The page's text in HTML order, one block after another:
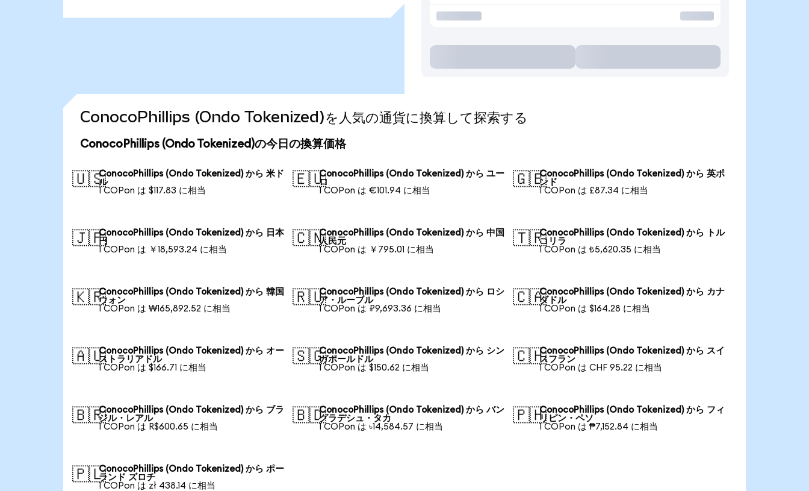
ConocoPhillips (Ondo Tokenized)を人気の通貨に換算して探索する
ConocoPhillips (Ondo Tokenized)の今日の換算価格
🇺🇸ConocoPhillips (Ondo Tokenized) から 米ド
ル
1 COPon は $117.83 に相当
🇪🇺ConocoPhillips (Ondo Tokenized) から ユー
ロ
1 COPon は €101.94 に相当
🇬🇧ConocoPhillips (Ondo Tokenized) から 英ポ
ンド
1 COPon は £87.34 に相当
🇯🇵ConocoPhillips (Ondo Tokenized) から 日本
円
1 COPon は ￥18,593.24 に相当
🇨🇳ConocoPhillips (Ondo Tokenized) から 中国
人民元
1 COPon は ￥795.01 に相当
🇹🇷ConocoPhillips (Ondo Tokenized) から トル
コリラ
1 COPon は ₺5,620.35 に相当
🇰🇷ConocoPhillips (Ondo Tokenized) から 韓国
ウォン
1 COPon は ₩165,892.52 に相当
🇷🇺ConocoPhillips (Ondo Tokenized) から ロシ
ア・ルーブル
1 COPon は ₽9,693.36 に相当
🇨🇦ConocoPhillips (Ondo Tokenized) から カナ
ダドル
1 COPon は $164.28 に相当
🇦🇺ConocoPhillips (Ondo Tokenized) から オー
ストラリアドル
1 COPon は $166.71 に相当
🇸🇬ConocoPhillips (Ondo Tokenized) から シン
ガポールドル
1 COPon は $150.62 に相当
🇨🇭ConocoPhillips (Ondo Tokenized) から スイ
スフラン
1 COPon は CHF 95.22 に相当
🇧🇷ConocoPhillips (Ondo Tokenized) から ブラ
ジル・レアル
1 COPon は R$600.65 に相当
🇧🇩ConocoPhillips (Ondo Tokenized) から バン
グラデシュ・タカ
1 COPon は ৳14,584.57 に相当
🇵🇭ConocoPhillips (Ondo Tokenized) から フィ
リピン・ペソ
1 COPon は ₱7,152.84 に相当
🇵🇱ConocoPhillips (Ondo Tokenized) から ポー
ランド ズロチ
1 COPon は zł 438.14 に相当